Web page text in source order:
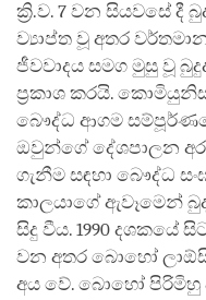
ක්‍රි.ව. 7 වන සියවසේ දී
ව්‍යාප්ත වූ අතර
ජීවවාදය සමග මුසු වූ
ප්‍රකාශ කරයි.
බෞද්ධ ආගම
ඔවුන්ගේ දේශපාලන
ගැනීම සඳහා බෞද්ධ
කාලයාගේ ඇවෑමෙන්
සිදු වීය. 1990 දශකයේ
වන අතර බොහෝ
අය වේ. බොහෝ